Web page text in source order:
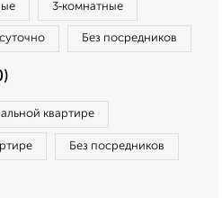
3‑комнатные
Без посредников
квартире
Без посредников